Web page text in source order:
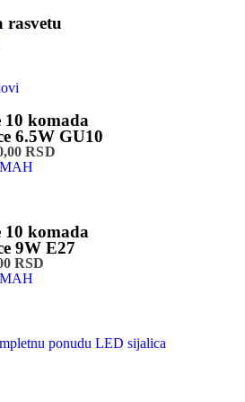
rasvetu
10 komada
6.5W GU10
RSD
10 komada
9W E27
RSD
ponudu LED sijalica